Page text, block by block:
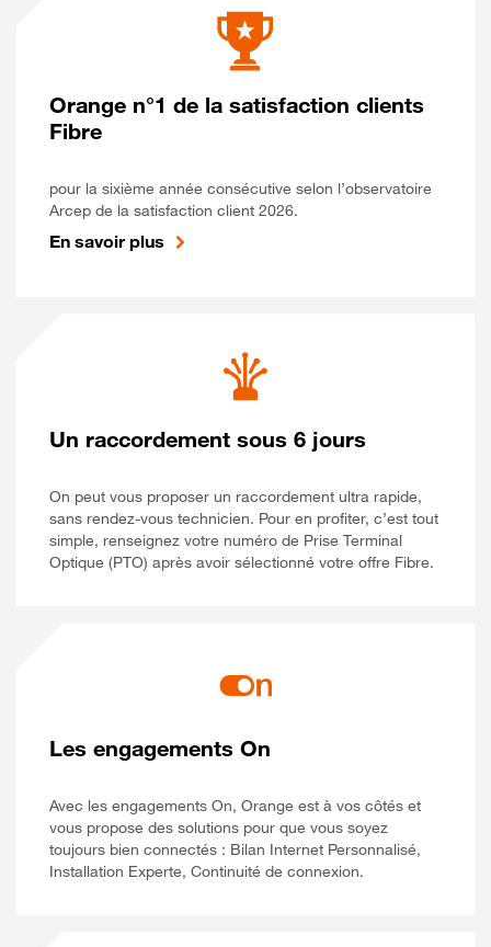
Orange n°1 de la satisfaction clients
Fibre
pour la sixième année consécutive selon l’observatoire
Arcep de la satisfaction client 2026.
En savoir plus
Un raccordement sous 6 jours
On peut vous proposer un raccordement ultra rapide,
sans rendez-vous technicien. Pour en profiter, c’est tout
simple, renseignez votre numéro de Prise Terminal
Optique (PTO) après avoir sélectionné votre offre Fibre.
Les engagements On
Avec les engagements On, Orange est à vos côtés et
vous propose des solutions pour que vous soyez
toujours bien connectés : Bilan Internet Personnalisé,
Installation Experte, Continuité de connexion.